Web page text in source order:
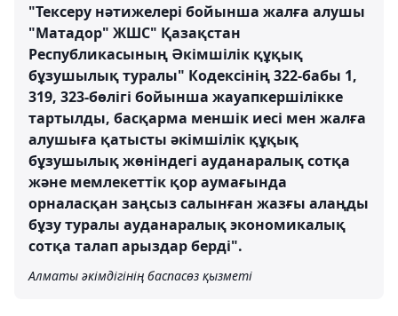
"Тексеру нәтижелері бойынша жалға алушы
"Матадор" ЖШС" Қазақстан
Республикасының Әкімшілік құқық
бұзушылық туралы" Кодексінің 322-бабы 1,
319, 323-бөлігі бойынша жауапкершілікке
тартылды, басқарма меншік иесі мен жалға
алушыға қатысты әкімшілік құқық
бұзушылық жөніндегі ауданаралық сотқа
және мемлекеттік қор аумағында
орналасқан заңсыз салынған жазғы алаңды
бұзу туралы ауданаралық экономикалық
сотқа талап арыздар берді".
Алматы әкімдігінің баспасөз қызметі